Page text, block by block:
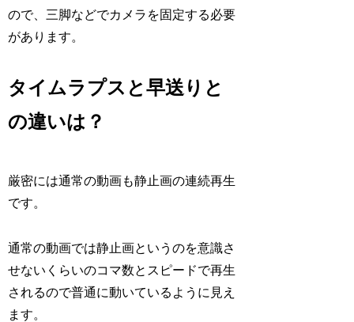
ので、 三脚などでカメラを固定する必要
があります。
タイムラプスと早送りと
の違いは？
厳密には通常の動画も静止画の連続再生
です。
通常の動画では静止画というのを意識さ
せないくらいのコマ数とスピードで再生
されるので普通に動いているように見え
ます。